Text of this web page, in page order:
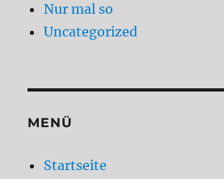
Nur mal so
Uncategorized
MENÜ
Startseite